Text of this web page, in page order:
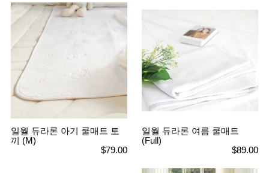
일월 듀라론 아기 쿨매트 토
끼 (M)
$79.00
일월 듀라론 여름 쿨매트
(Full)
$89.00